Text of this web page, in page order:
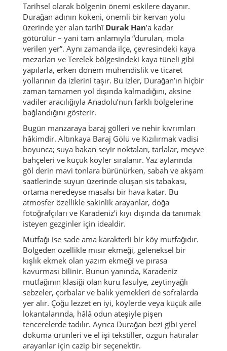
Tarihsel olarak bölgenin önemi eskilere dayanır.
Durağan adının kökeni, önemli bir kervan yolu
üzerinde yer alan tarihî Durak Han’a kadar
götürülür – yani tam anlamıyla “durulan, mola
verilen yer”. Aynı zamanda ilçe, çevresindeki kaya
mezarları ve Terelek bölgesindeki kaya tüneli gibi
yapılarla, erken dönem mühendislik ve ticaret
yollarının da izlerini taşır. Bu izler, Durağan’ın hiçbir
zaman tamamen yol dışında kalmadığını, aksine
vadiler aracılığıyla Anadolu’nun farklı bölgelerine
bağlandığını gösterir.
Bugün manzaraya baraj gölleri ve nehir kıvrımları
hâkimdir. Altınkaya Baraj Gölü ve Kızılırmak vadisi
boyunca; suya bakan seyir noktaları, tarlalar, meyve
bahçeleri ve küçük köyler sıralanır. Yaz aylarında
göl derin mavi tonlara bürünürken, sabah ve akşam
saatlerinde suyun üzerinde oluşan sis tabakası,
ortama neredeyse masalsı bir hava katar. Bu
atmosfer özellikle sakinlik arayanlar, doğa
fotoğrafçıları ve Karadeniz’i kıyı dışında da tanımak
isteyen gezginler için idealdir.
Mutfağı ise sade ama karakterli bir köy mutfağıdır.
Bölgeden özellikle mısır ekmeği, geleneksel bir
kışlık ekmek olan yazım ekmeği ve pırasa
kavurması bilinir. Bunun yanında, Karadeniz
mutfağının klasiği olan kuru fasulye, zeytinyağlı
sebzeler, çorbalar ve balık yemekleri de sofralarda
yer alır. Çoğu lezzet en iyi, köylerde veya küçük aile
lokantalarında, hâlâ odun ateşiyle pişen
tencerelerde tadılır. Ayrıca Durağan bezi gibi yerel
dokuma ürünleri ve el işi tekstiller, özgün hatıralar
arayanlar için cazip bir seçenektir.